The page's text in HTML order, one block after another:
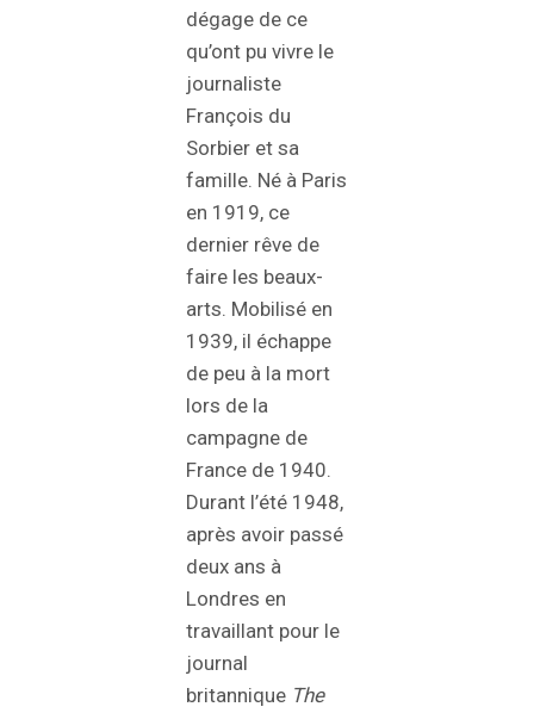
dégage de ce
qu’ont pu vivre le
journaliste
François du
Sorbier et sa
famille. Né à Paris
en 1919, ce
dernier rêve de
faire les beaux-
arts. Mobilisé en
1939, il échappe
de peu à la mort
lors de la
campagne de
France de 1940.
Durant l’été 1948,
après avoir passé
deux ans à
Londres en
travaillant pour le
journal
britannique The